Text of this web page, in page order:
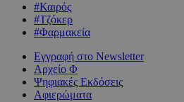
#Καιρός
#Τζόκερ
#Φαρμακεία
Εγγραφή στο Newsletter
Αρχείο Φ
Ψηφιακές Εκδόσεις
Αφιερώματα